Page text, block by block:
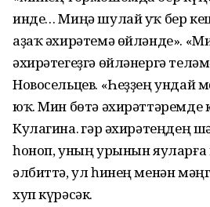
инде… Миңә шулай уҡ бер
аҙаҡ әхирәтемә өйләнде».
әхирәтегеҙгә өйләнергә
Новосельцев. «Һеҙҙең ундай
юҡ. Мин бөтә әхирәттәремде
Кулагина. Әгәр әхирәтеңдең
һоноп, уның урынын
әлбиттә, ул һинең менән
хуп күрәсәк.